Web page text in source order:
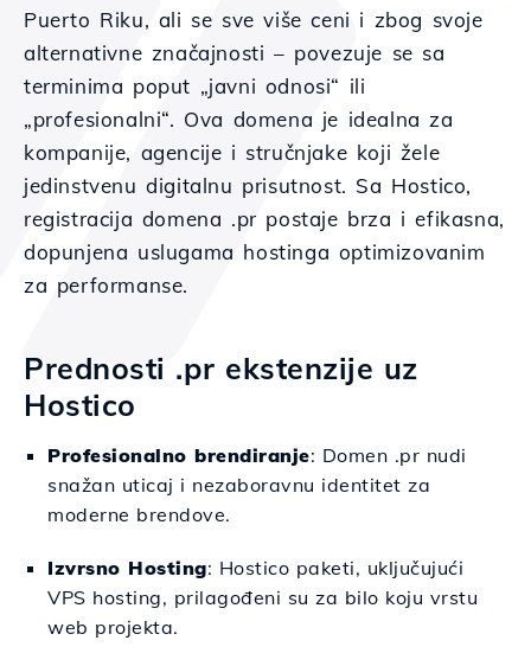
Puerto Riku, ali se sve više ceni i zbog svoje
alternativne značajnosti – povezuje se sa
terminima poput „javni odnosi“ ili
„profesionalni“. Ova domena je idealna za
kompanije, agencije i stručnjake koji žele
jedinstvenu digitalnu prisutnost. Sa Hostico,
registracija domena .pr postaje brza i efikasna,
dopunjena uslugama hostinga optimizovanim
za performanse.
Prednosti .pr ekstenzije uz
Hostico
Profesionalno brendiranje: Domen .pr nudi
snažan uticaj i nezaboravnu identitet za
moderne brendove.
Izvrsno Hosting: Hostico paketi, uključujući
VPS hosting, prilagođeni su za bilo koju vrstu
web projekta.